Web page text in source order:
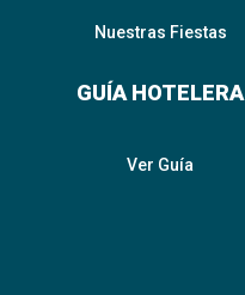
Nuestras Fiestas
GUÍA HOTELERA
Ver Guía